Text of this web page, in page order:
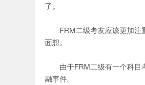
了。
FRM二级考友应该更加注
面想。
由于FRM二级有一个科目
融事件。